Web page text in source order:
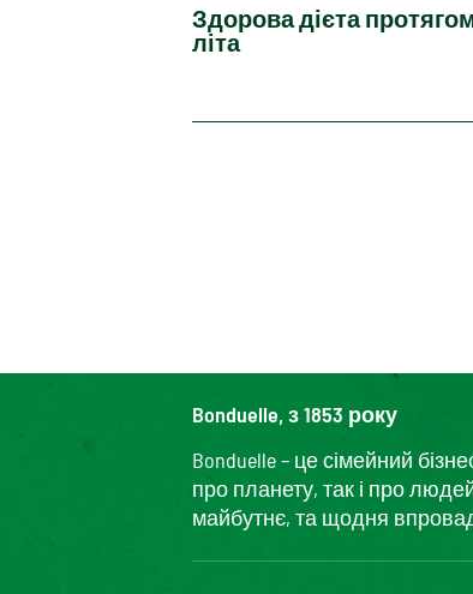
Здорова дієта
літа
Bonduelle, з 1853 року
Bonduelle – це сімейний
про планету, так і про
майбутнє, та щодня